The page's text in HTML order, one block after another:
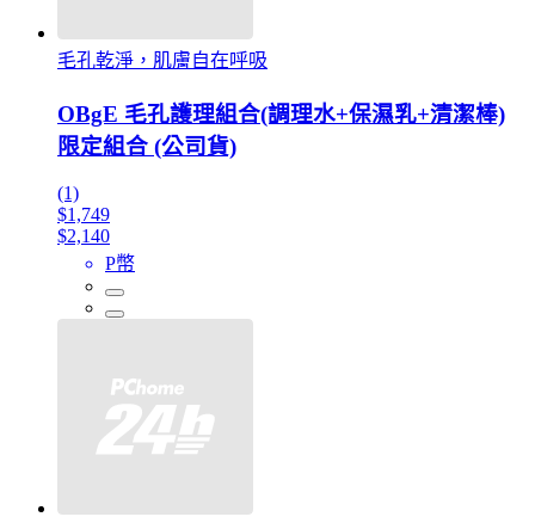
毛孔乾淨，肌膚自在呼吸
OBgE 毛孔護理組合(調理水+保濕乳+清潔棒)
限定組合 (公司貨)
(1)
$1,749
$2,140
P幣